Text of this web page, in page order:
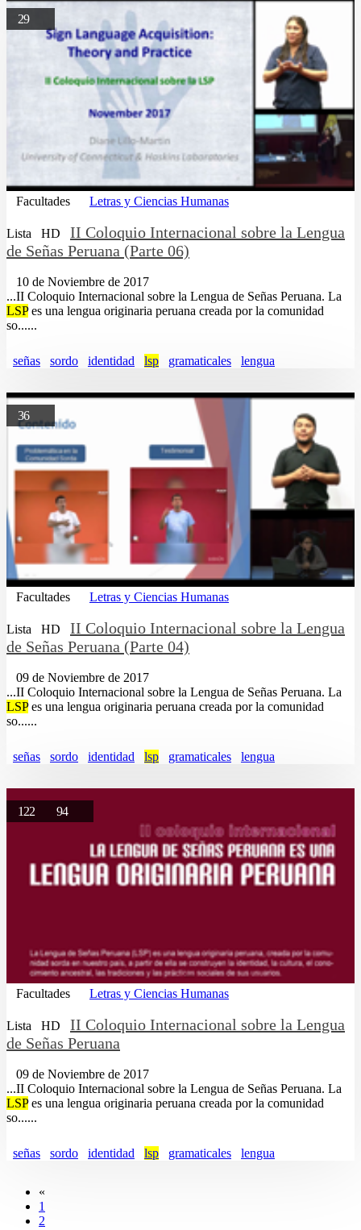
29
Facultades Letras y Ciencias Humanas
Lista HD
II Coloquio Internacional sobre la Lengua
de Señas Peruana (Parte 06)
10 de Noviembre de 2017
...II Coloquio Internacional sobre la Lengua de Señas Peruana. La
LSPes una lengua originaria peruana creada por la comunidad
so......
señas sordo identidad lsp gramaticales lengua
36
Facultades Letras y Ciencias Humanas
Lista HD
II Coloquio Internacional sobre la Lengua
de Señas Peruana (Parte 04)
09 de Noviembre de 2017
...II Coloquio Internacional sobre la Lengua de Señas Peruana. La
LSPes una lengua originaria peruana creada por la comunidad
so......
señas sordo identidad lsp gramaticales lengua
122 94
Facultades Letras y Ciencias Humanas
Lista HD
II Coloquio Internacional sobre la Lengua
de Señas Peruana
09 de Noviembre de 2017
...II Coloquio Internacional sobre la Lengua de Señas Peruana. La
LSPes una lengua originaria peruana creada por la comunidad
so......
señas sordo identidad lsp gramaticales lengua
«
1
2